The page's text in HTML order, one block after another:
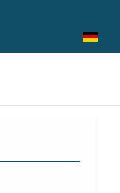
Select